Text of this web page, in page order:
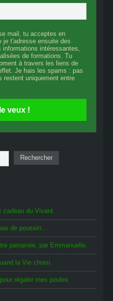
mail, tu acceptes en
je t'adresse ensuite des
intéressantes,
de formations. Tu
à travers les liens de
Je hais les spams : pas
restent uniquement entre
veux !
Rechercher
cadeau du Vivant
de poussin…
parrainée, par Emmanuelle.
la Vie choisi.
régaler mes poules